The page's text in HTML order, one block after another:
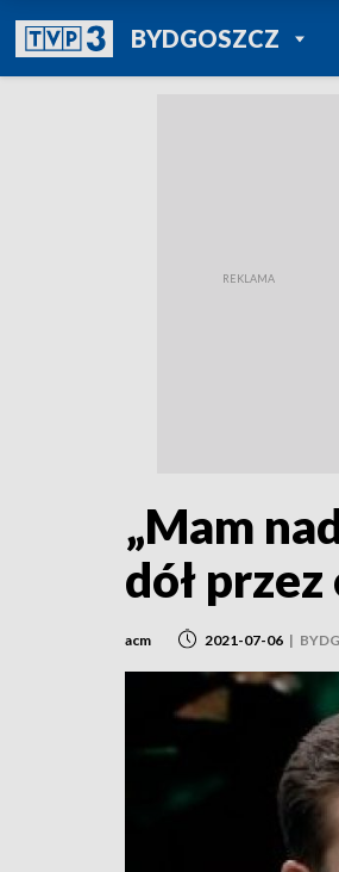
BYDGOSZCZPOWRÓT DO
TVP REGIONY
„Mam
dół
acm 2021-07-06 |